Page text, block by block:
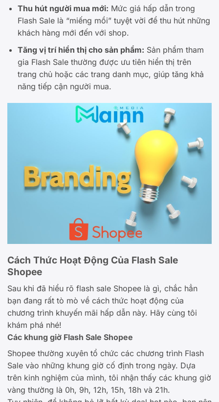
Thu hút người mua mới: Mức giá hấp dẫn trong
Flash Sale là “miếng mồi” tuyệt vời để thu hút những
khách hàng mới đến với shop.
Tăng vị trí hiển thị cho sản phẩm: Sản phẩm tham
gia Flash Sale thường được ưu tiên hiển thị trên
trang chủ hoặc các trang danh mục, giúp tăng khả
năng tiếp cận người mua.
Cách Thức Hoạt Động Của Flash Sale
Shopee
Sau khi đã hiểu rõ flash sale Shopee là gì, chắc hẳn
bạn đang rất tò mò về cách thức hoạt động của
chương trình khuyến mãi hấp dẫn này. Hãy cùng tôi
khám phá nhé!
Các khung giờ Flash Sale Shopee
Shopee thường xuyên tổ chức các chương trình Flash
Sale vào những khung giờ cố định trong ngày. Dựa
trên kinh nghiệm của mình, tôi nhận thấy các khung giờ
vàng thường là 0h, 9h, 12h, 15h, 18h và 21h.